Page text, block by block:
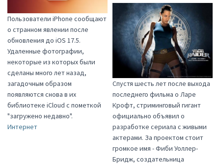
Пользователи iPhone сообщают
о странном явлении после
обновления до iOS 17.5.
Удаленные фотографии,
некоторые из которых были
сделаны много лет назад,
загадочным образом
появляются снова в их
библиотеке iCloud с пометкой
"загружено недавно".
Интернет
Спустя шесть лет после выхода
последнего фильма о Ларе
Крофт, стриминговый гигант
официально объявил о
разработке сериала с живыми
актерами. За проектом стоит
громкое имя - Фиби Уоллер-
Бридж, создательница